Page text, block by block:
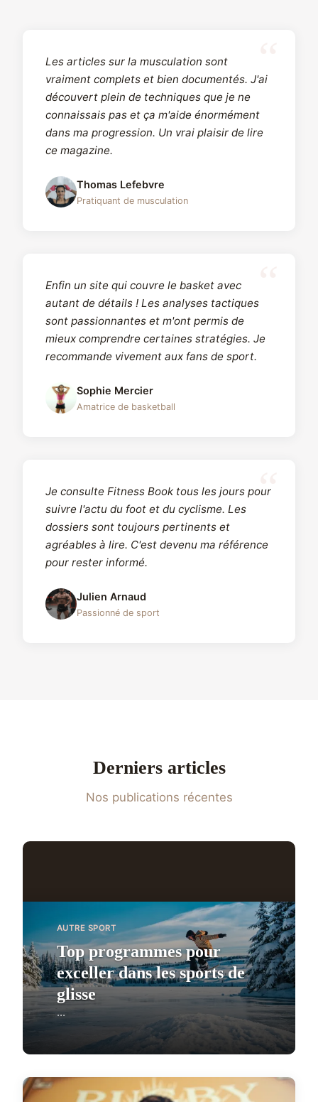
Les articles sur la musculation sont
vraiment complets et bien documentés. J'ai
découvert plein de techniques que je ne
connaissais pas et ça m'aide énormément
dans ma progression. Un vrai plaisir de lire
ce magazine.
Thomas Lefebvre
Pratiquant de musculation
Enfin un site qui couvre le basket avec
autant de détails ! Les analyses tactiques
sont passionnantes et m'ont permis de
mieux comprendre certaines stratégies. Je
recommande vivement aux fans de sport.
Sophie Mercier
Amatrice de basketball
Je consulte Fitness Book tous les jours pour
suivre l'actu du foot et du cyclisme. Les
dossiers sont toujours pertinents et
agréables à lire. C'est devenu ma référence
pour rester informé.
Julien Arnaud
Passionné de sport
Derniers articles
Nos publications récentes
AUTRE SPORT
Top programmes pour
exceller dans les sports de
glisse
...